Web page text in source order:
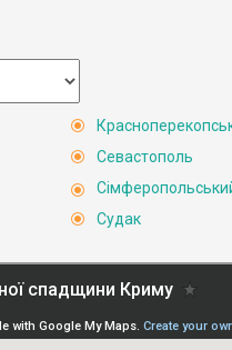
Севастополь
Судак